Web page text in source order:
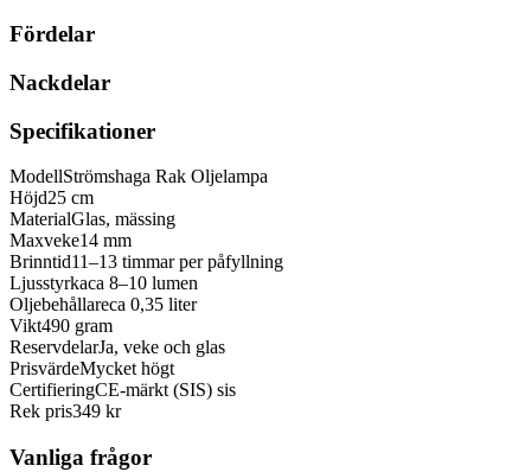
Fördelar
Nackdelar
Specifikationer
ModellStrömshaga Rak Oljelampa
Höjd25 cm
MaterialGlas, mässing
Maxveke14 mm
Brinntid11–13 timmar per påfyllning
Ljusstyrkaca 8–10 lumen
Oljebehållareca 0,35 liter
Vikt490 gram
ReservdelarJa, veke och glas
PrisvärdeMycket högt
CertifieringCE-märkt (SIS) sis
Rek pris349 kr
Vanliga frågor